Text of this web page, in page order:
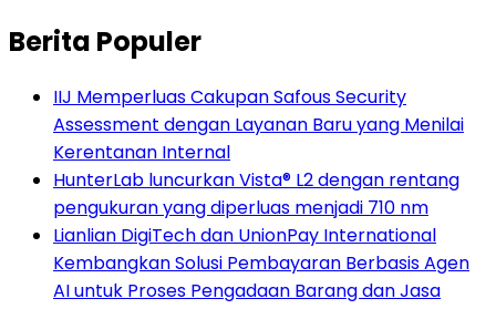
Berita Populer
IIJ Memperluas Cakupan Safous Security
Assessment dengan Layanan Baru yang Menilai
Kerentanan Internal
HunterLab luncurkan Vista® L2 dengan rentang
pengukuran yang diperluas menjadi 710 nm
Lianlian DigiTech dan UnionPay International
Kembangkan Solusi Pembayaran Berbasis Agen
AI untuk Proses Pengadaan Barang dan Jasa